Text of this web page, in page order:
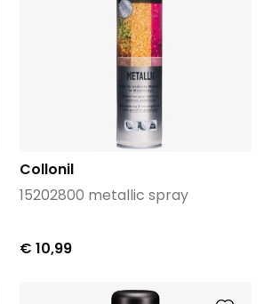
Collonil
15202800 metallic spray
€ 10,99